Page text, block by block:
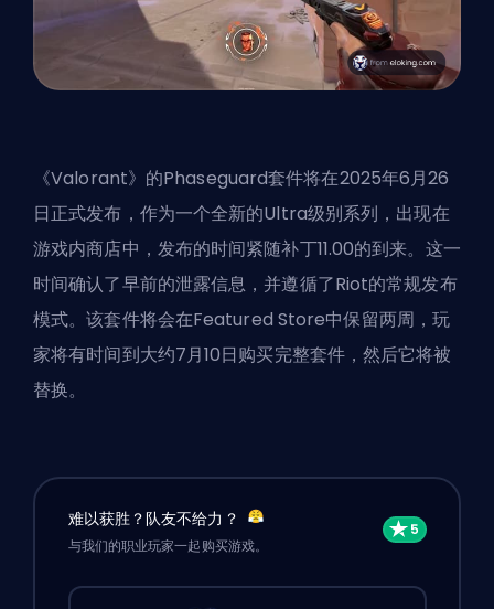
《Valorant》的Phaseguard套件将在2025年6月26
日正式发布，作为一个全新的Ultra级别系列，出现在
游戏内商店中，发布的时间紧随补丁11.00的到来。这一
时间确认了早前的泄露信息，并遵循了Riot的常规发布
模式。该套件将会在Featured Store中保留两周，玩
家将有时间到大约7月10日购买完整套件，然后它将被
替换。
难以获胜？队友不给力？
与我们的职业玩家一起购买游戏。